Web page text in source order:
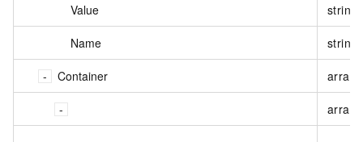
Value string
Name string
Container